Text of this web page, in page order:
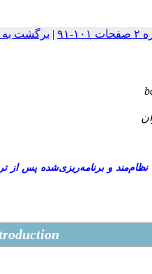
| برگشت
نظام‌مند و برنامه‌ریزی‌شده پس از